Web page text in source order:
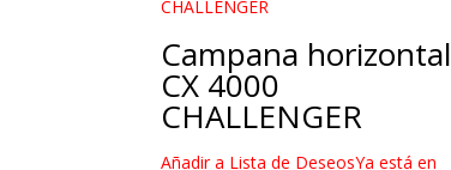
Campana horizontal
CX 4000
CHALLENGER
Añadir a Lista de DeseosYa está en